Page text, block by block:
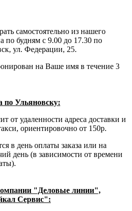
самостоятельно из нашего
по будням с 9.00 до 17.30 по
ул. Федерации, 25.
на Ваше имя в течение 3
по Ульяновску:
от удаленности адреса доставки и
ориентировочно от 150р.
в день оплаты заказа или на
день (в зависимости от времени
"Деловые линии",
Сервис":